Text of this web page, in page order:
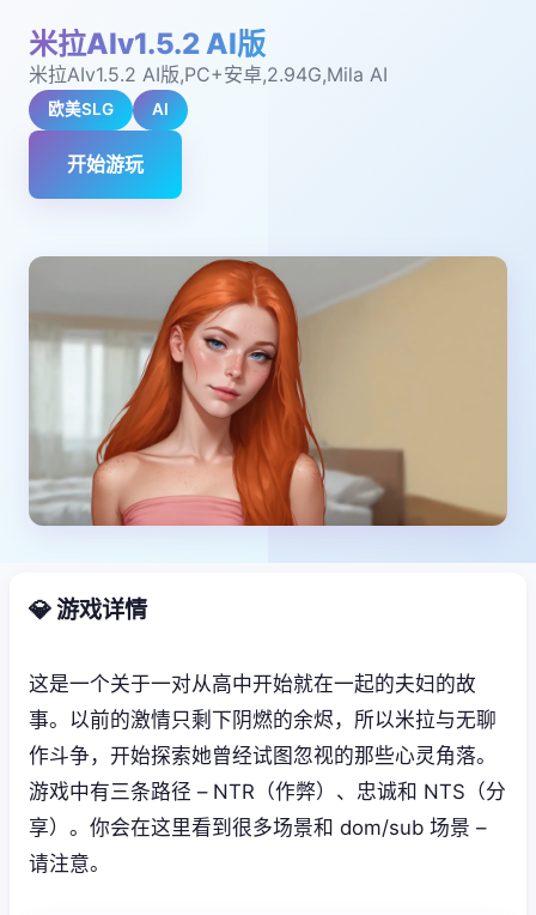
米拉AIv1.5.2 AI版
米拉AIv1.5.2 AI版,PC+安卓,2.94G,Mila AI
欧美SLG AI
开始游玩
💎 游戏详情
这是一个关于一对从高中开始就在一起的夫妇的故
事。以前的激情只剩下阴燃的余烬，所以米拉与无聊
作斗争，开始探索她曾经试图忽视的那些心灵角落。
游戏中有三条路径 – NTR（作弊）、忠诚和 NTS（分
享）。你会在这里看到很多场景和 dom/sub 场景 –
请注意。